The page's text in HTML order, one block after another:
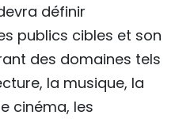
définir
publics cibles et son
des domaines tels
la musique, la
cinéma, les